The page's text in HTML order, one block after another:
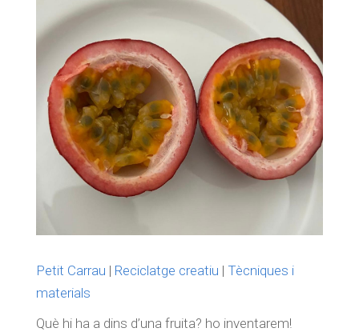
Petit Carrau | Reciclatge creatiu | Tècniques i
materials
Què hi ha a dins d’una fruita? ho inventarem!